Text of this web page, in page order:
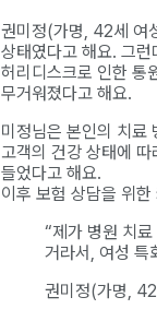
권미정(가명, 42세 여
상태였다고 해요. 그
허리디스크로 인한 통
무거워졌다고 해요.
미정님은 본인의 치료
고객의 건강 상태에
들었다고 해요.
이후 보험 상담을 위
“제가 병원 치
거라서, 여성 특
권미정(가명,